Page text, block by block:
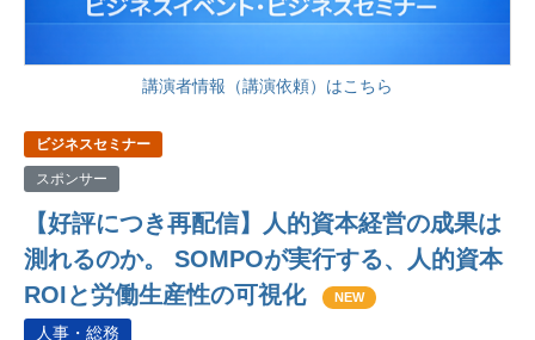
講演者情報（講演依頼）はこちら
ビジネスセミナー
スポンサー
【好評につき再配信】人的資本経営の成果は
測れるのか。 SOMPOが実行する、人的資本
ROIと労働生産性の可視化
NEW
人事・総務